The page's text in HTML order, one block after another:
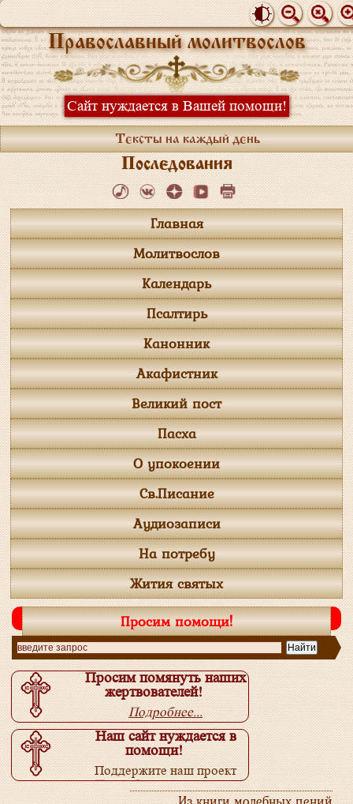
Православный молитвослов
Сайт нуждается в Вашей помощи!
Тексты на каждый день
Последования
Главная
Молитвослов
Календарь
Псалтирь
Канонник
Акафистник
Великий пост
Пасха
О упокоении
Св.Писание
Аудиозаписи
На потребу
Жития святых
Просим помощи!
Просим помянуть наших
жертвователей!
Подробнее...
Наш сайт нуждается в
помощи!
Поддержите наш проект
Подробнее...